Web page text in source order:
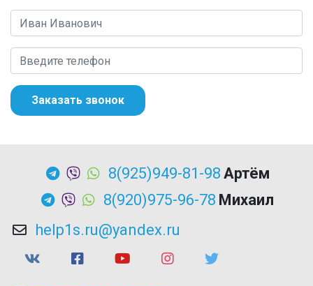
Заказать звонок
8(925)949-81-98 Артём
8(920)975-96-78 Михаил
help1s.ru@yandex.ru